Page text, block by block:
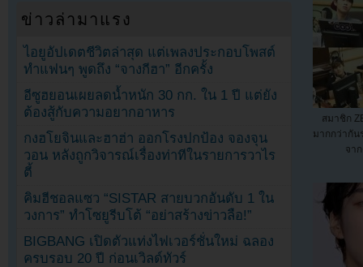
สมาชิก
มากกว่ากัน
จา
ข่าวล่ามาแรง
ไอยูอัปเดตชีวิตล่าสุด แต่เพลงประกอบโพสต์
ทำแฟนๆ พูดถึง “จางกีฮา” อีกครั้ง
อีซูฮยอนเผยลดน้ำหนัก 30 กก. ใน 1 ปี แต่ยัง
ต้องสู้กับความอยากอาหาร
กงฮโยจินและฮาฮ่า ออกโรงปกป้อง จองจุน
วอน หลังถูกวิจารณ์เรื่องท่าทีในรายการวาไร
ตี้
คิมฮีชอลแซว “SISTAR สายบวกอันดับ 1 ใน
วงการ” ทำโซยูรีบโต้ “อย่าสร้างข่าวลือ!”
BIGBANG เปิดตัวแท่งไฟเวอร์ชั่นใหม่ ฉลอง
ครบรอบ 20 ปี ก่อนเวิลด์ทัวร์